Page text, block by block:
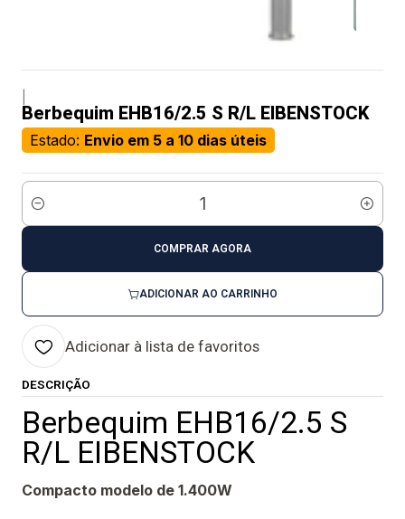
Berbequim EHB16/2.5 S R/L EIBENSTOCK
Estado: Envio em 5 a 10 dias úteis
Quantidade
ADICIONAR AO CARRINHO
COMPRAR AGORA
Adicionar à lista de favoritos
DESCRIÇÃO
Berbequim EHB16/2.5 S
R/L EIBENSTOCK
Compacto modelo de 1.400W